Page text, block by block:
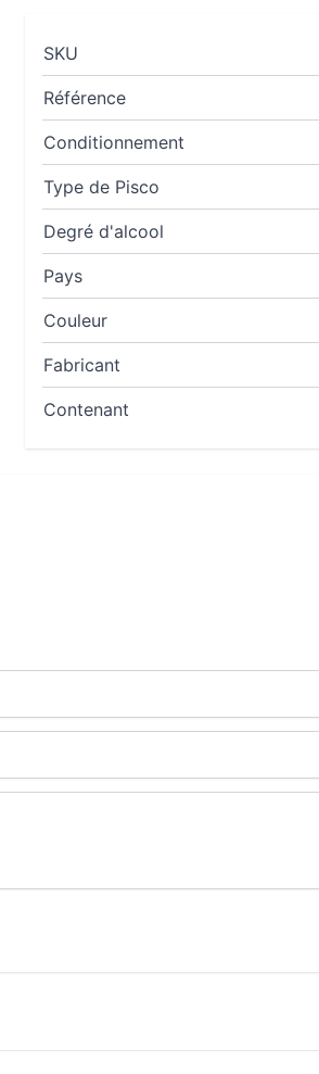
SKU
Référence
Conditionnement
Type de Pisco
Degré d'alcool
Pays
Couleur
Fabricant
Contenant